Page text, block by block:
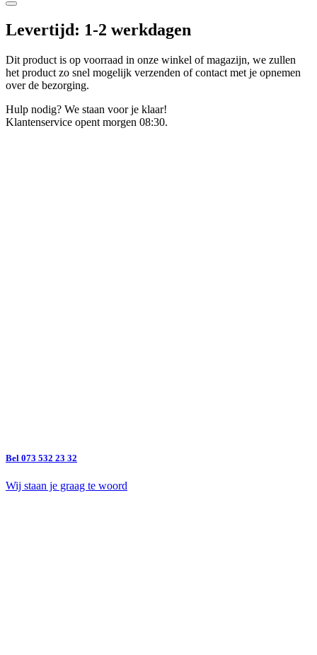
Levertijd: 1-2 werkdagen
Dit product is op voorraad in onze winkel of magazijn, we zullen
het product zo snel mogelijk verzenden of contact met je opnemen
over de bezorging.
Hulp nodig? We staan voor je klaar!
Klantenservice opent morgen 08:30.
Bel 073 532 23 32
Wij staan je graag te woord